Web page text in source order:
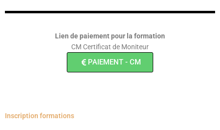
Lien de paiement pour la formation
CM Certificat de Moniteur
PAIEMENT - CM
Inscription formations